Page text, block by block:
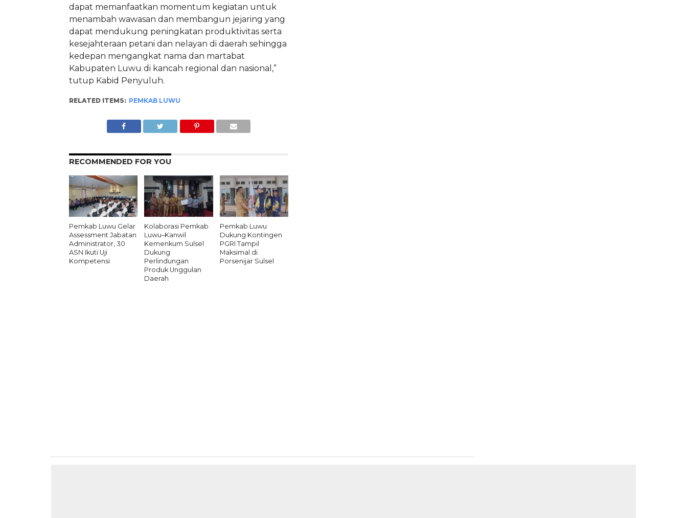
dapat memanfaatkan momentum kegiatan untuk
menambah wawasan dan membangun jejaring yang
dapat mendukung peningkatan produktivitas serta
kesejahteraan petani dan nelayan di daerah sehingga
kedepan mengangkat nama dan martabat
Kabupaten Luwu di kancah regional dan nasional,”
tutup Kabid Penyuluh.
RELATED ITEMS: PEMKAB LUWU
RECOMMENDED FOR YOU
Pemkab Luwu Gelar
Assessment Jabatan
Administrator, 30
ASN Ikuti Uji
Kompetensi
Kolaborasi Pemkab
Luwu–Kanwil
Kemenkum Sulsel
Dukung
Perlindungan
Produk Unggulan
Daerah
Pemkab Luwu
Dukung Kontingen
PGRI Tampil
Maksimal di
Porsenijar Sulsel